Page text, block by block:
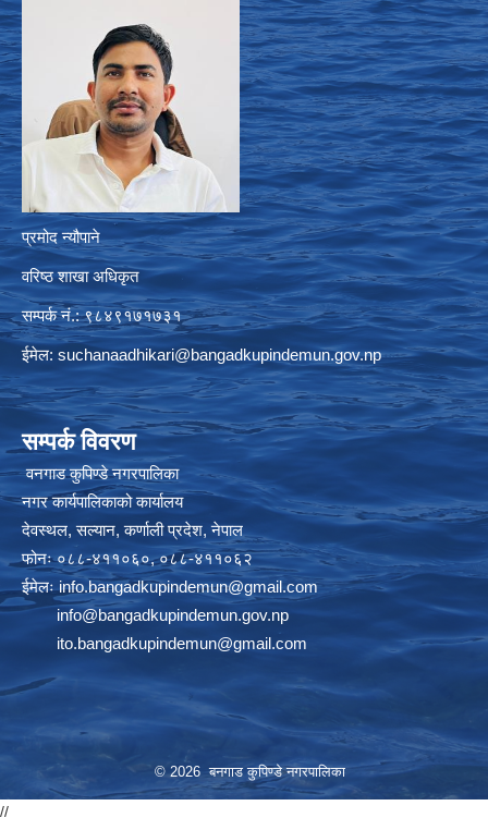
प्रमोद न्यौपाने
वरिष्ठ शाखा अधिकृत
सम्पर्क नं.: ९८४९१७१७३१
ईमेल: suchanaadhikari@bangadkupindemun.gov.np
सम्पर्क विवरण
वनगाड कुपिण्डे नगरपालिका
नगर कार्यपालिकाको कार्यालय
देवस्थल, सल्यान, कर्णाली प्रदेश, नेपाल
फोनः ०८८-४११०६०, ०८८-४११०६२
ईमेलःinfo.bangadkupindemun@gmail.com
info@bangadkupindemun.gov.np
ito.bangadkupindemun@gmail.com
© 2026 बनगाड कुपिण्डे नगरपालिका
//